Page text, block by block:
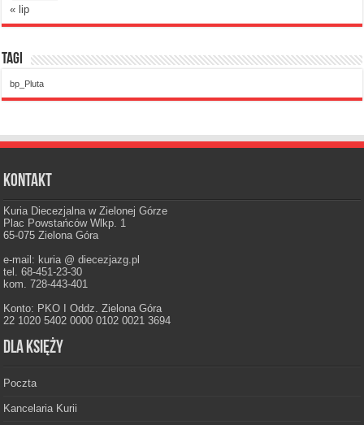
« lip
Tagi
bp_Pluta
Kontakt
Kuria Diecezjalna w Zielonej Górze
Plac Powstańców Wlkp. 1
65-075 Zielona Góra
e-mail: kuria @ diecezjazg.pl
tel. 68-451-23-30
kom. 728-443-401
Konto: PKO I Oddz. Zielona Góra
22 1020 5402 0000 0102 0021 3694
Dla księży
Poczta
Kancelaria Kurii